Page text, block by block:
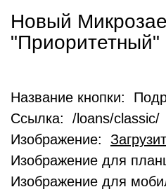
Новый
"Приоритетный"
Название кнопки:
Ссылка: /loans/classic/
Изображение:
Изображение для
Изображение для